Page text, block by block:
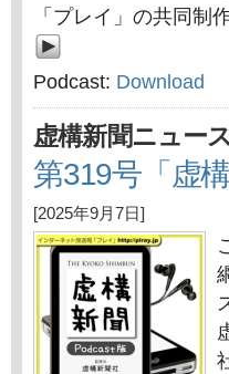
「プレイ」の共同制
Podcast: Download
虚構新聞ニュース
第319号「虚
[2025年9月7日]